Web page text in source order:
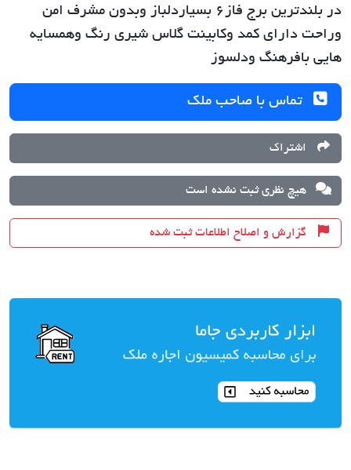
در بلندترین برج فاز6 بسیاردلباز وبدون مشرف امن
وراحت دارای کمد وکابینت گلاس شیری رنگ وهمسایه
هایی بافرهنگ ودلسوز
تماس با صاحب ملک
اشتراک
هیچ نظری ثبت نشده است
گزارش و اصلاح اطلاعات ثبت شده